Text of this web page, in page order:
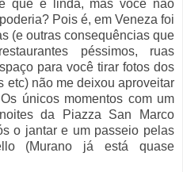
que é linda, mas você não
Pois é, em Veneza foi
(e outras consequências que
péssimos, ruas
para você tirar fotos dos
etc) não me deixou aproveitar
únicos momentos com um
da Piazza San Marco
o jantar e um passeio pelas
(Murano já está quase